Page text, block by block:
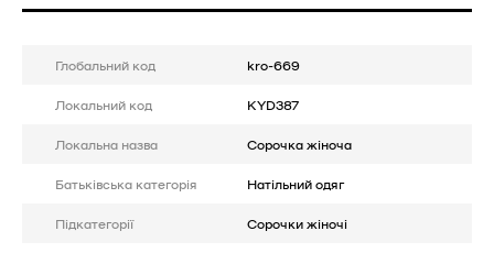
Глобальний код kro-669
Локальний код KYD387
Локальна назва Сорочка жіноча
Батькiвська категорія Натільний одяг
Підкатегорії Сорочки жіночі